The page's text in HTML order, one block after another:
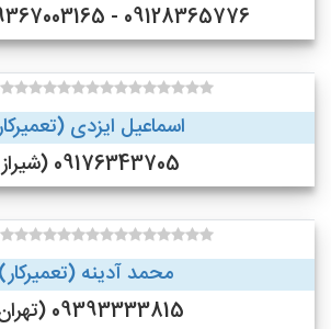
09128365776 - 09367003165 (تهران)
اسماعیل ایزدی (تعمیرکار)
09176343705 (شیراز)
محمد آدینه (تعمیرکار)
09393333815 (تهران)